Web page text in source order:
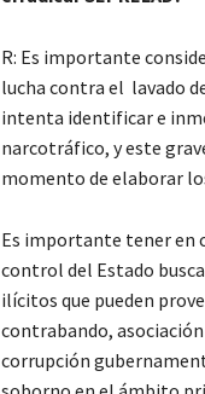
R: Es importante
lucha contra el lavado
intenta identificar e
narcotráfico, y este
momento de elaborar
Es importante tener en
control del Estado
ilícitos que pueden
contrabando,
corrupción